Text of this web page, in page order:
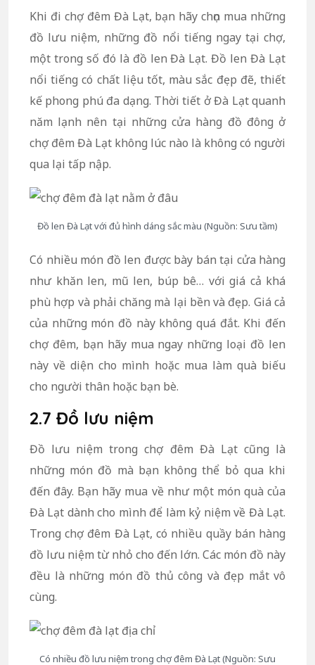
Khi đi chợ đêm Đà Lạt, bạn hãy chọn mua những
đồ lưu niệm, những đồ nổi tiếng ngay tại chợ,
một trong số đó là đồ len Đà Lạt. Đồ len Đà Lạt
nổi tiếng có chất liệu tốt, màu sắc đẹp đẽ, thiết
kế phong phú đa dạng. Thời tiết ở Đà Lạt quanh
năm lạnh nên tại những cửa hàng đồ đông ở
chợ đêm Đà Lạt không lúc nào là không có người
qua lại tấp nập.
Đồ len Đà Lạt với đủ hình dáng sắc màu (Nguồn: Sưu tầm)
Có nhiều món đồ len được bày bán tại cửa hàng
như khăn len, mũ len, búp bê… với giá cả khá
phù hợp và phải chăng mà lại bền và đẹp. Giá cả
của những món đồ này không quá đắt. Khi đến
chợ đêm, bạn hãy mua ngay những loại đồ len
này về diện cho mình hoặc mua làm quà biếu
cho người thân hoặc bạn bè.
2.7 Đồ lưu niệm
Đồ lưu niệm trongchợ đêm Đà Lạtcũng là
những món đồ mà bạn không thể bỏ qua khi
đến đây. Bạn hãy mua về như một món quà của
Đà Lạt dành cho mình để làm kỷ niệm về Đà Lạt.
Trong chợ đêm Đà Lạt, có nhiều quầy bán hàng
đồ lưu niệm từ nhỏ cho đến lớn. Các món đồ này
đều là những món đồ thủ công và đẹp mắt vô
cùng.
Có nhiều đồ lưu niệm trong chợ đêm Đà Lạt (Nguồn: Sưu